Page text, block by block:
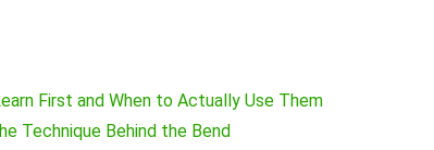
First and When to Actually Use Them
Technique Behind the Bend